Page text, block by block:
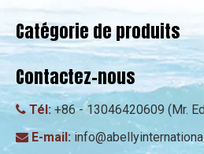
Catégorie de produits
Contactez-nous
 Tél: +86 - 13046420609 (Mr.
 E-mail: